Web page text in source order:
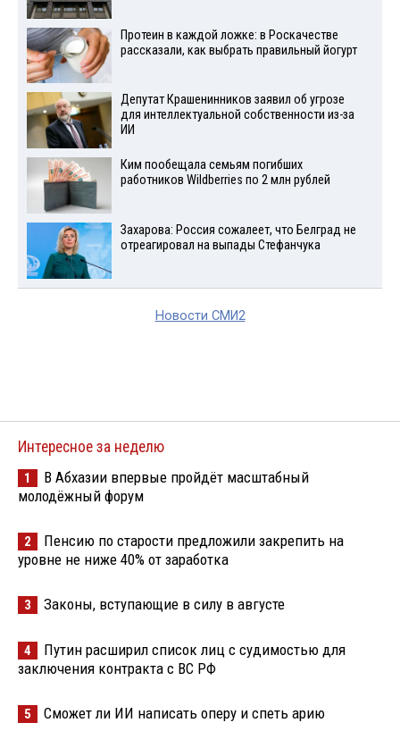
Протеин в каждой ложке: в Роскачестве
рассказали, как выбрать правильный йогурт
Депутат Крашенинников заявил об угрозе
для интеллектуальной собственности из-за
ИИ
Ким пообещала семьям погибших
работников Wildberries по 2 млн рублей
Захарова: Россия сожалеет, что Белград не
отреагировал на выпады Стефанчука
Новости СМИ2
Интересное за неделю
1
В Абхазии впервые пройдёт масштабный
молодёжный форум
2
Пенсию по старости предложили закрепить на
уровне не ниже 40% от заработка
3 Законы, вступающие в силу в августе
4
Путин расширил список лиц с судимостью для
заключения контракта с ВС РФ
5 Сможет ли ИИ написать оперу и спеть арию